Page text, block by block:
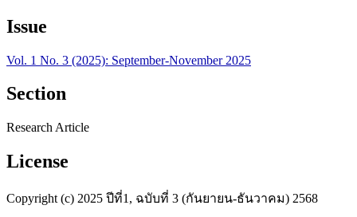
Issue
Vol. 1 No. 3 (2025): September-November 2025
Section
Research Article
License
Copyright (c) 2025 ปีที่1, ฉบับที่ 3 (กันยายน-ธันวาคม) 2568